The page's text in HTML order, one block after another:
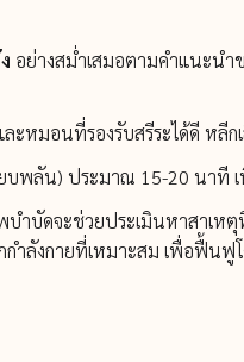
อย่างสม่ำเสมอตามคำแนะน
ะหมอนที่รองรับสรีระได้ดี หลี
พลัน) ประมาณ 15-20 นาที
ำบัดจะช่วยประเมินหาสาเห
ำลังกายที่เหมาะสม เพื่อฟื้นฟู